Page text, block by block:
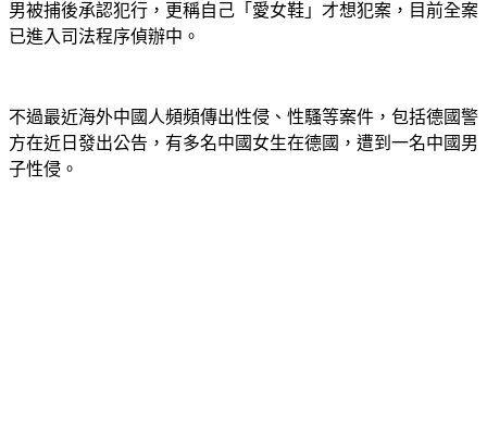
已進入司法程序偵辦中。
方在近日發出公告，有多名中國女生在德國，遭到一名中國男
子性侵。